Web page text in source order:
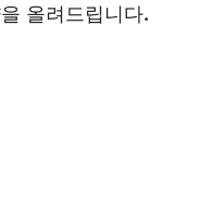
올려드립니다.